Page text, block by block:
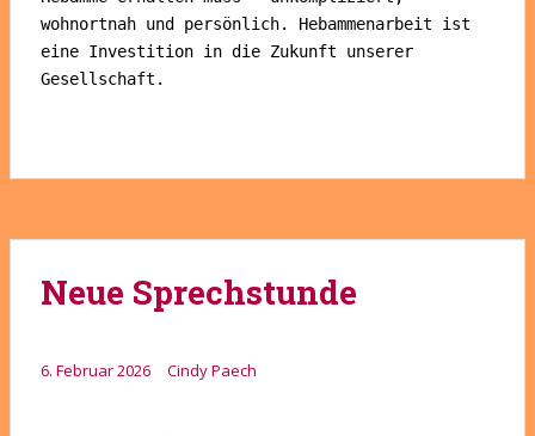
wohnortnah und persönlich. Hebammenarbeit ist
eine Investition in die Zukunft unserer
Gesellschaft.
Neue Sprechstunde
6. Februar 2026 Cindy Paech